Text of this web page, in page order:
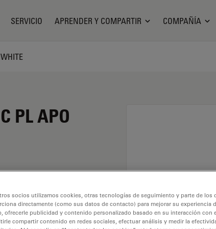
SERVICIO APRENDER Y COMPARTIR COMPAÑÍA
PL APO
un aumento de
en muestras con
de M25 que
de 25.
socios utilizamos cookies, otras tecnologías de seguimiento y parte de los
directamente (como sus datos de contacto) para mejorar su experiencia
ofrecerle publicidad y contenido personalizado basado en su interacción con
compartir contenido en redes sociales, efectuar análisis y medir la